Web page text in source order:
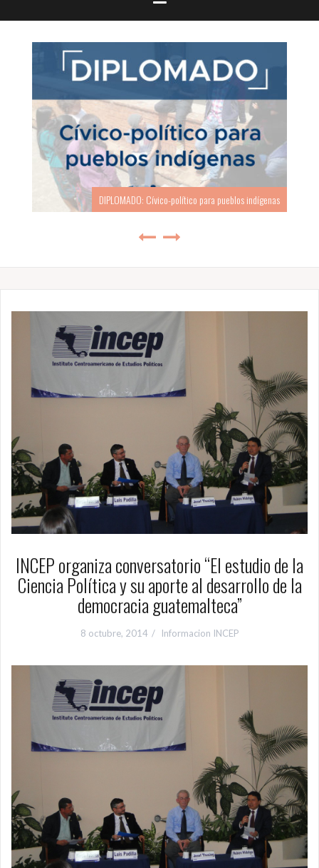
Cívico-político para pueblos indígenas
INCEP organiza conversatorio “El estudio de la
Ciencia Política y su aporte al desarrollo de la
democracia guatemalteca”
8 octubre, 2014 Informacion INCEP